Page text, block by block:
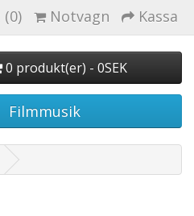
Notvagn Kassa
0 produkt(er) - 0SEK
Filmmusik